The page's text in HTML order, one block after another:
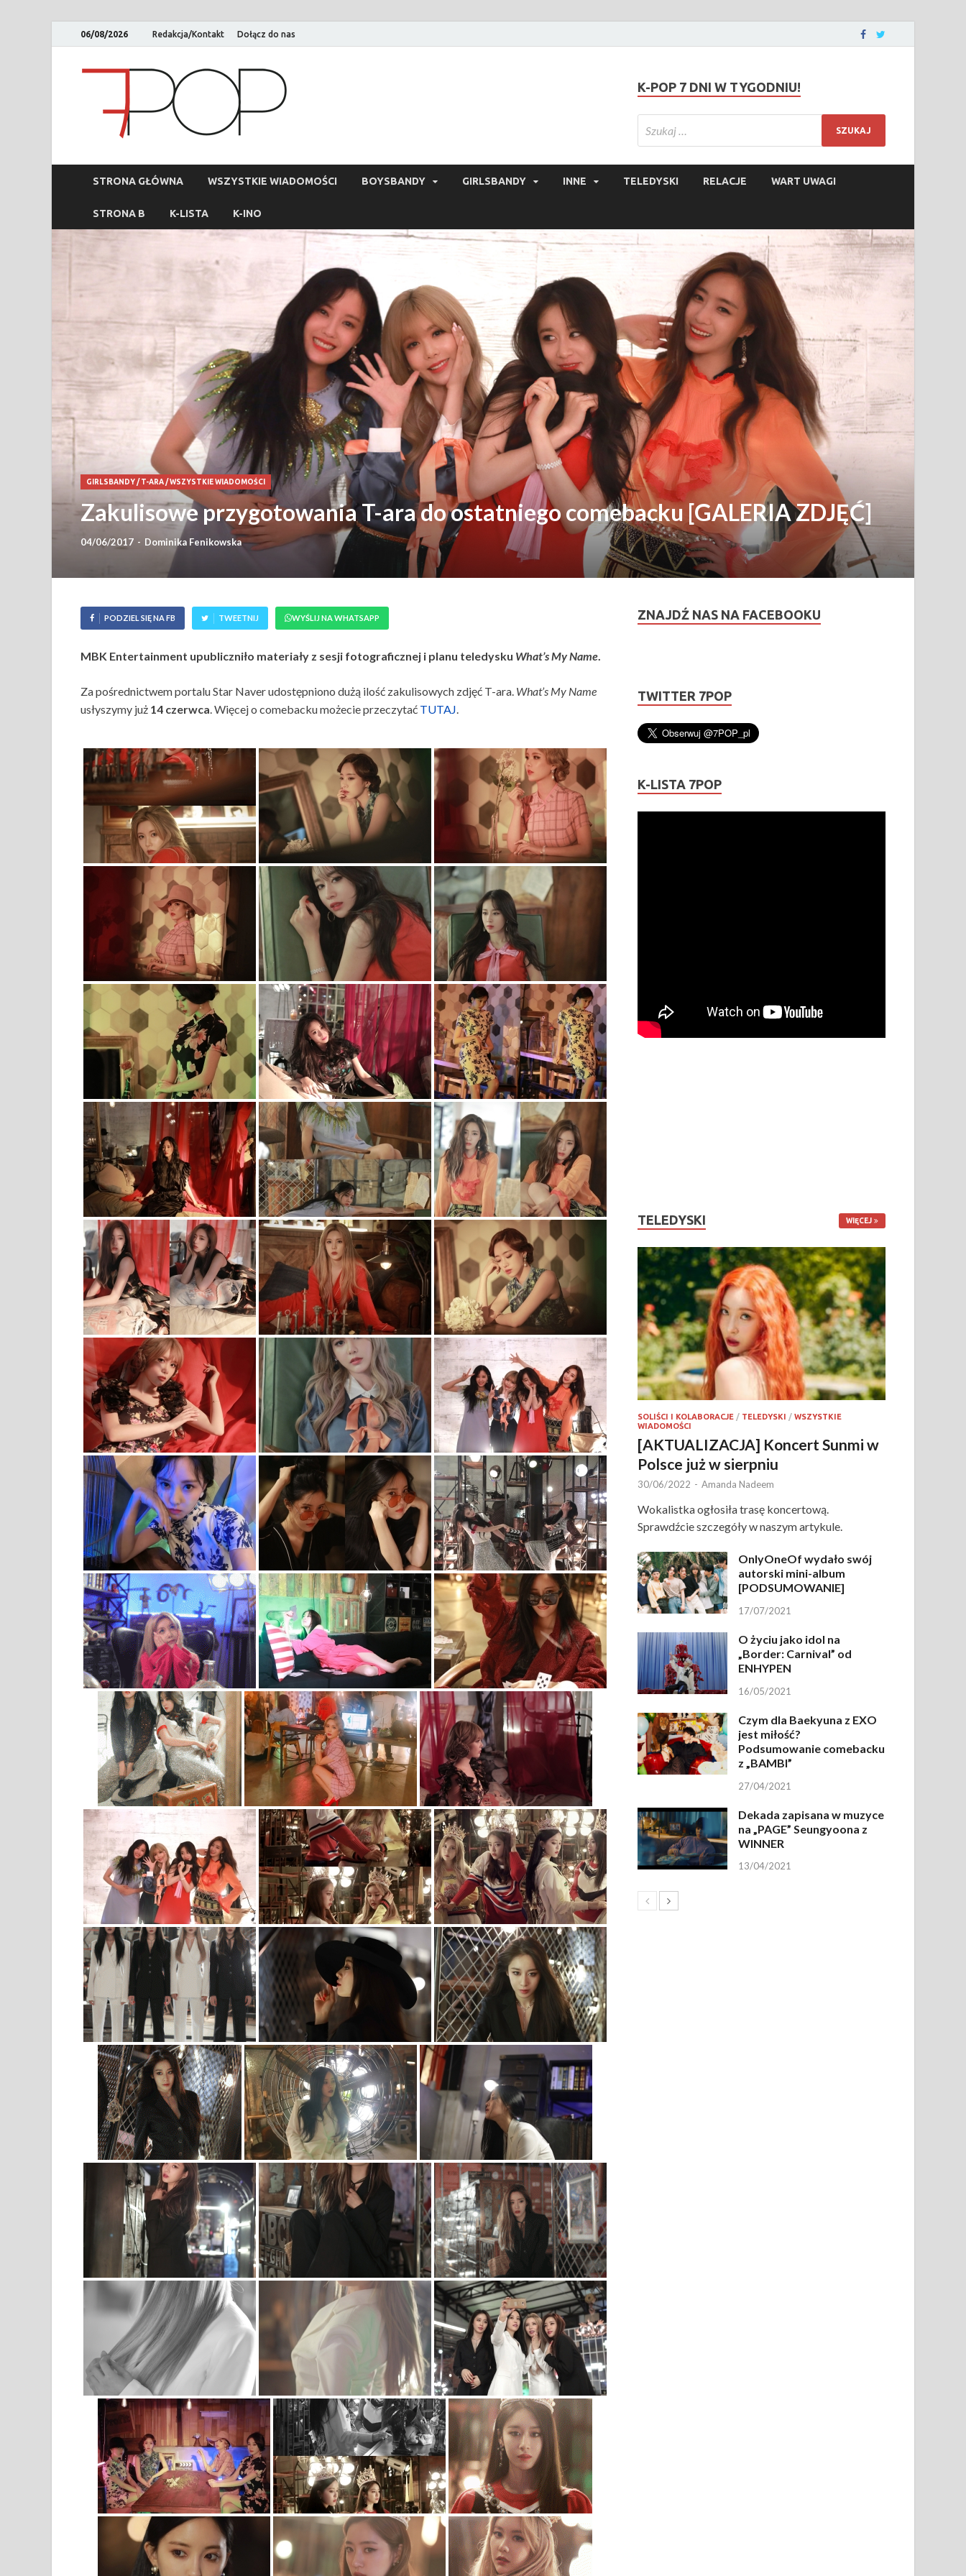
06/08/2026 Redakcja/Kontakt Dołącz do nas
K-POP 7 DNI W TYGODNIU!
STRONA GŁÓWNA WSZYSTKIE WIADOMOŚCI BOYSBANDY GIRLSBANDY INNE TELEDYSKI RELACJE WART UWAGI
STRONA B K-LISTA K-INO
GIRLSBANDY/ T-ARA/WSZYSTKIE WIADOMOŚCI
Zakulisowe przygotowania T-ara do ostatniego comebacku [GALERIA ZDJĘĆ]
04/06/2017 - Dominika Fenikowska
PODZIEL SIĘ NA FB TWEETNIJ WYŚLIJ NA WHATSAPP
MBK Entertainment upubliczniło materiały z sesji fotograficznej i planu teledysku What’s My Name.
Za pośrednictwem portalu Star Naver udostępniono dużą ilość zakulisowych zdjęć T-ara. What’s My Name
usłyszymy już 14 czerwca. Więcej o comebacku możecie przeczytać TUTAJ.
ZNAJDŹ NAS NA FACEBOOKU
TWITTER 7POP
K-LISTA 7POP
TELEDYSKI WIĘCEJ
SOLIŚCI I KOLABORACJE / TELEDYSKI /WSZYSTKIE
WIADOMOŚCI
[AKTUALIZACJA] Koncert Sunmi w
Polsce już w sierpniu
30/06/2022 - Amanda Nadeem
Wokalistka ogłosiła trasę koncertową.
Sprawdźcie szczegóły w naszym artykule.
OnlyOneOf wydało swój
autorski mini-album
[PODSUMOWANIE]
17/07/2021
O życiu jako idol na
„Border: Carnival” od
ENHYPEN
16/05/2021
Czym dla Baekyuna z EXO
jest miłość?
Podsumowanie comebacku
z „BAMBI”
27/04/2021
Dekada zapisana w muzyce
na „PAGE” Seungyoona z
WINNER
13/04/2021